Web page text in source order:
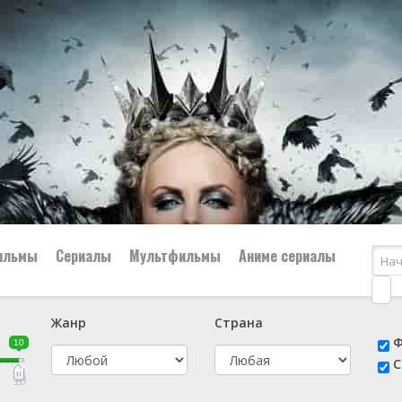
👨‍✈️ Военный
🕵️‍♂️ Детектив
Сериалы Мультфильмы Аниме сериалы
10
10
Жанр
Страна